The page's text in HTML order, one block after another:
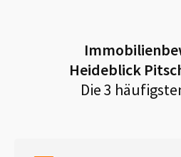
Heideblick
Die 3